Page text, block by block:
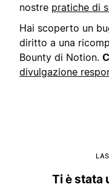
nostre pratiche di
Hai scoperto un
diritto a una
Bounty di Notion.
divulgazione
Ti è stata